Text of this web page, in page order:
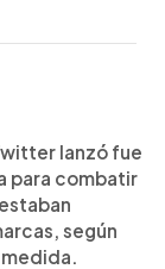
lanzó fue
para combatir
según